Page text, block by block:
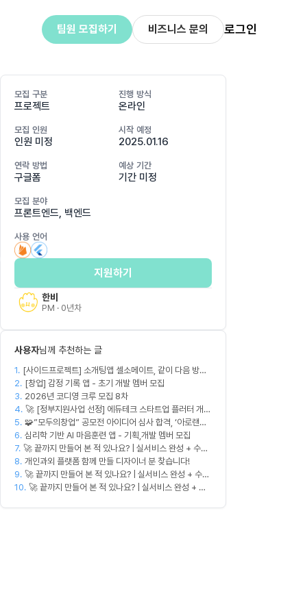
팀원 모집하기 비즈니스 문의 로그인
모집 구분
프로젝트
진행 방식
온라인
모집 인원
인원 미정
시작 예정
2025.01.16
연락 방법
구글폼
예상 기간
기간 미정
모집 분야
프론트엔드, 백엔드
사용 언어
지원하기
한비
PM · 0년차
사용자님께 추천하는 글
1. [사이드프로젝트] 소개팅앱 셀소메이트, 같이 다음 방향
잡아볼 분 구합니다
2. [창업] 감정 기록 앱 - 초기 개발 멤버 모집
3. 2026년 코디영 크루 모집 8차
4. 🚀 [정부지원사업 선정] 에듀테크 스타트업 플러터 개발
자를 모십니다!
5. 🧩”모두의창업” 공모전 아이디어 심사 합격, ‘아로랜드’
PM 직무 모집
6. 심리학 기반 AI 마음훈련 앱 - 기획,개발 멤버 모집
7. 🚀 끝까지 만들어 본 적 있나요? | 실서비스 완성 + 수익
창출 모임 💰
8. 개인과외 플랫폼 함께 만들 디자이너 분 찾습니다!
9. 🚀 끝까지 만들어 본 적 있나요? | 실서비스 완성 + 수익
창출 모임 💰
10. 🚀 끝까지 만들어 본 적 있나요? | 실서비스 완성 + 수